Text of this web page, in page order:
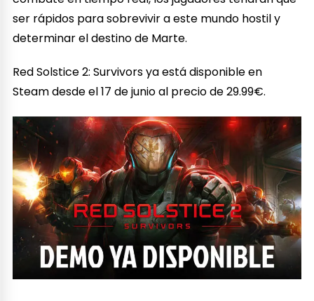
ser rápidos para sobrevivir a este mundo hostil y
determinar el destino de Marte.
Red Solstice 2: Survivors ya está disponible en
Steam desde el 17 de junio al precio de 29.99€.